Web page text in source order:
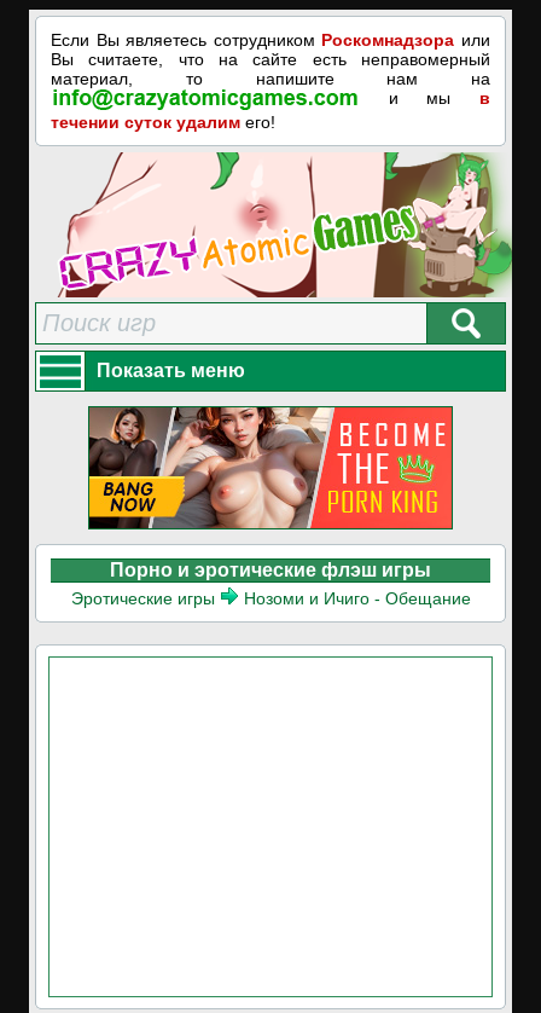
Если Вы являетесь сотрудником Роскомнадзора или
Вы считаете, что на сайте есть неправомерный
материал, то напишите нам на
и мы в
течении суток удалим его!
Показать меню
Порно и эротические флэш игры
Эротические игры Нозоми и Ичиго - Обещание